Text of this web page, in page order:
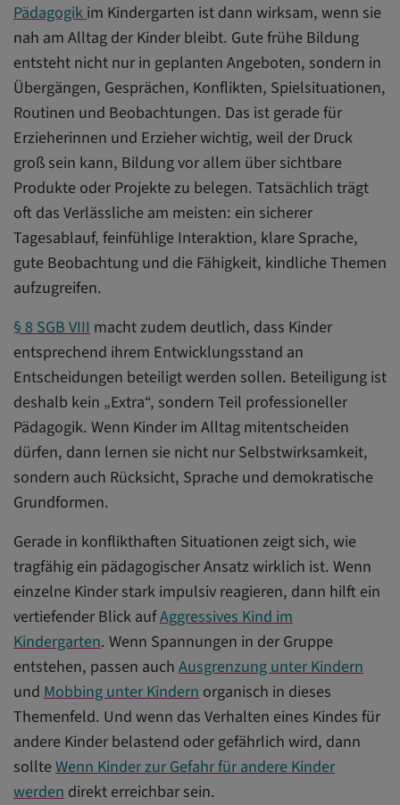
Pädagogikim Kindergarten ist dann wirksam, wenn sie
nah am Alltag der Kinder bleibt. Gute frühe Bildung
entsteht nicht nur in geplanten Angeboten, sondern in
Übergängen, Gesprächen, Konflikten, Spielsituationen,
Routinen und Beobachtungen. Das ist gerade für
Erzieherinnen und Erzieher wichtig, weil der Druck
groß sein kann, Bildung vor allem über sichtbare
Produkte oder Projekte zu belegen. Tatsächlich trägt
oft das Verlässliche am meisten: ein sicherer
Tagesablauf, feinfühlige Interaktion, klare Sprache,
gute Beobachtung und die Fähigkeit, kindliche Themen
aufzugreifen.
§ 8 SGB VIIImacht zudem deutlich, dass Kinder
entsprechend ihrem Entwicklungsstand an
Entscheidungen beteiligt werden sollen. Beteiligung ist
deshalb kein „Extra“, sondern Teil professioneller
Pädagogik. Wenn Kinder im Alltag mitentscheiden
dürfen, dann lernen sie nicht nur Selbstwirksamkeit,
sondern auch Rücksicht, Sprache und demokratische
Grundformen.
Gerade in konflikthaften Situationen zeigt sich, wie
tragfähig ein pädagogischer Ansatz wirklich ist. Wenn
einzelne Kinder stark impulsiv reagieren, dann hilft ein
vertiefender Blick aufAggressives Kind im
Kindergarten. Wenn Spannungen in der Gruppe
entstehen, passen auchAusgrenzung unter Kindern
undMobbing unter Kindernorganisch in dieses
Themenfeld. Und wenn das Verhalten eines Kindes für
andere Kinder belastend oder gefährlich wird, dann
sollteWenn Kinder zur Gefahr für andere Kinder
werdendirekt erreichbar sein.